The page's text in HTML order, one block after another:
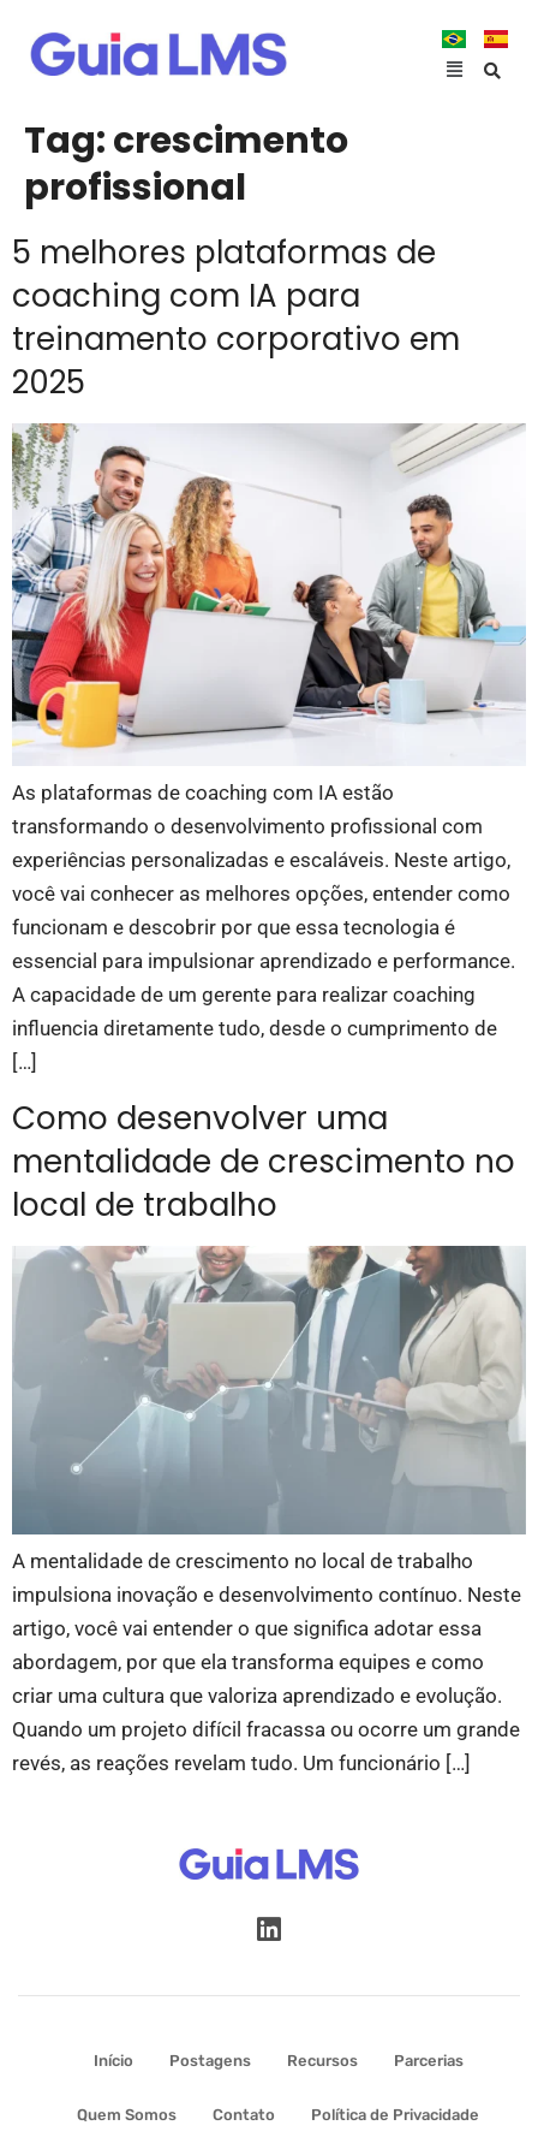
Tag:crescimento
profissional
5 melhores plataformas de
coaching com IA para
treinamento corporativo em
2025
As plataformas de coaching com IA estão
transformando o desenvolvimento profissional com
experiências personalizadas e escaláveis. Neste artigo,
você vai conhecer as melhores opções, entender como
funcionam e descobrir por que essa tecnologia é
essencial para impulsionar aprendizado e performance.
A capacidade de um gerente para realizar coaching
influencia diretamente tudo, desde o cumprimento de
[…]
Como desenvolver uma
mentalidade de crescimento no
local de trabalho
A mentalidade de crescimento no local de trabalho
impulsiona inovação e desenvolvimento contínuo. Neste
artigo, você vai entender o que significa adotar essa
abordagem, por que ela transforma equipes e como
criar uma cultura que valoriza aprendizado e evolução.
Quando um projeto difícil fracassa ou ocorre um grande
revés, as reações revelam tudo. Um funcionário […]
Início Postagens Recursos Parcerias
Quem Somos Contato Política de Privacidade